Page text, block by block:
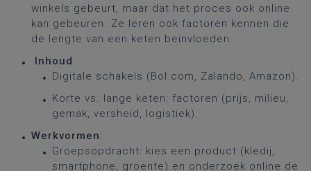
winkels gebeurt, maar dat het proces ook online
kan gebeuren. Ze leren ook factoren kennen die
de lengte van een keten beïnvloeden.
Inhoud:
Digitale schakels (Bol.com, Zalando, Amazon).
Korte vs. lange keten: factoren (prijs, milieu,
gemak, versheid, logistiek).
Werkvormen:
Groepsopdracht: kies een product (kledij,
smartphone, groente) en onderzoek online de